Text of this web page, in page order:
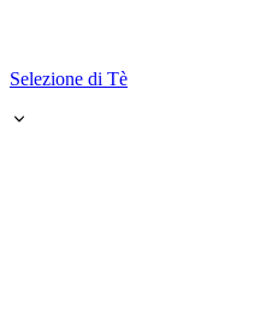
Selezione di Tè